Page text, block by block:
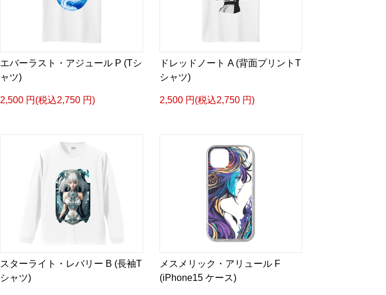
エバーラスト・アジュール P (Tシ
ャツ)
2,500 円(税込2,750 円)
ドレッドノート A (背面プリントT
シャツ)
2,500 円(税込2,750 円)
スターライト・レバリー B (長袖T
シャツ)
メスメリック・アリュール F
(iPhone15 ケース)